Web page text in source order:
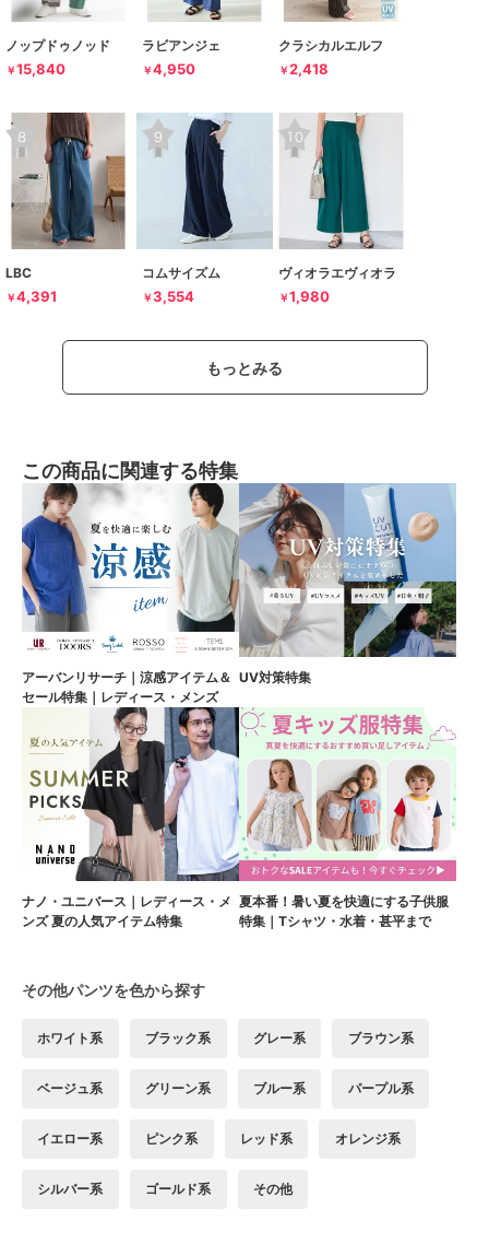
ノップドゥノッド
￥15,840
ラビアンジェ
￥4,950
クラシカルエルフ
￥2,418
LBC
￥4,391
コムサイズム
￥3,554
ヴィオラエヴィオラ
￥1,980
もっとみる
この商品に関連する特集
アーバンリサーチ｜涼感アイテム＆
セール特集｜レディース・メンズ
UV対策特集
ナノ・ユニバース｜レディース・メ
ンズ 夏の人気アイテム特集
夏本番！暑い夏を快適にする子供服
特集｜Tシャツ・水着・甚平まで
その他パンツを色から探す
ホワイト系 ブラック系 グレー系 ブラウン系
ベージュ系 グリーン系 ブルー系 パープル系
イエロー系 ピンク系 レッド系 オレンジ系
シルバー系 ゴールド系 その他